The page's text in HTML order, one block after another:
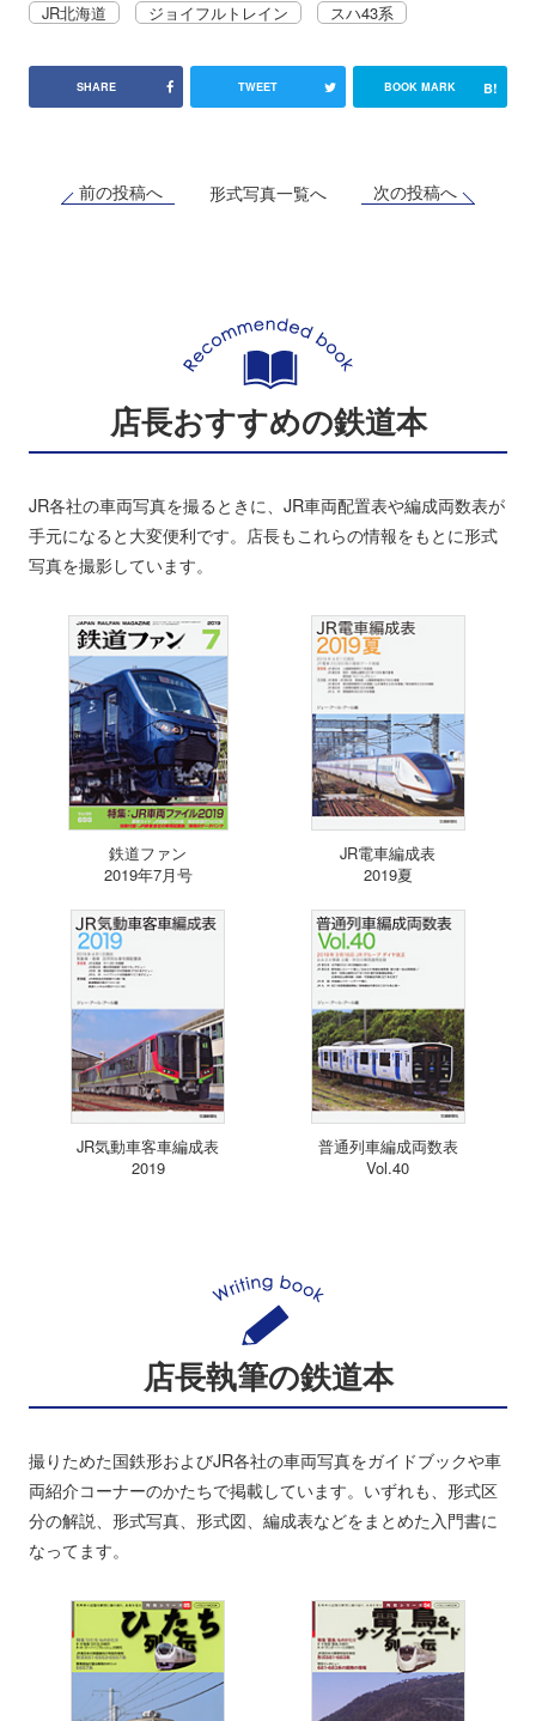
JR北海道 ジョイフルトレイン スハ43系
SHARE TWEET BOOK MARK B!
前の投稿へ 形式写真一覧へ 次の投稿へ
店長おすすめの鉄道本
JR各社の車両写真を撮るときに、JR車両配置表や編成両数表が
手元になると大変便利です。店長もこれらの情報をもとに形式
写真を撮影しています。
鉄道ファン
2019年7月号
JR電車編成表
2019夏
JR気動車客車編成表
2019
普通列車編成両数表
Vol.40
店長執筆の鉄道本
撮りためた国鉄形およびJR各社の車両写真をガイドブックや車
両紹介コーナーのかたちで掲載しています。いずれも、形式区
分の解説、形式写真、形式図、編成表などをまとめた入門書に
なってます。